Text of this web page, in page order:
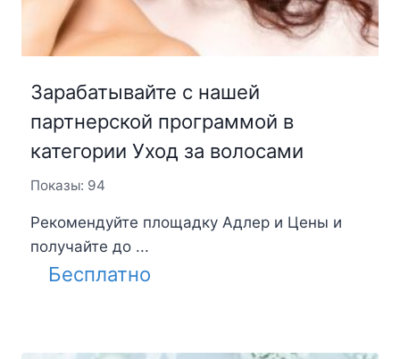
Зарабатывайте с нашей
партнерской программой в
категории Уход за волосами
Показы: 94
Рекомендуйте площадку Адлер и Цены и
получайте до ...
Бесплатно